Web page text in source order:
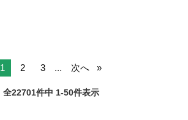
1 2 3 ... 次へ
全22701件中 1-50件表示